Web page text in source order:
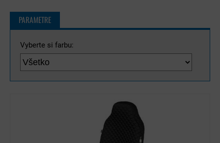
PARAMETRE
Vyberte si farbu: